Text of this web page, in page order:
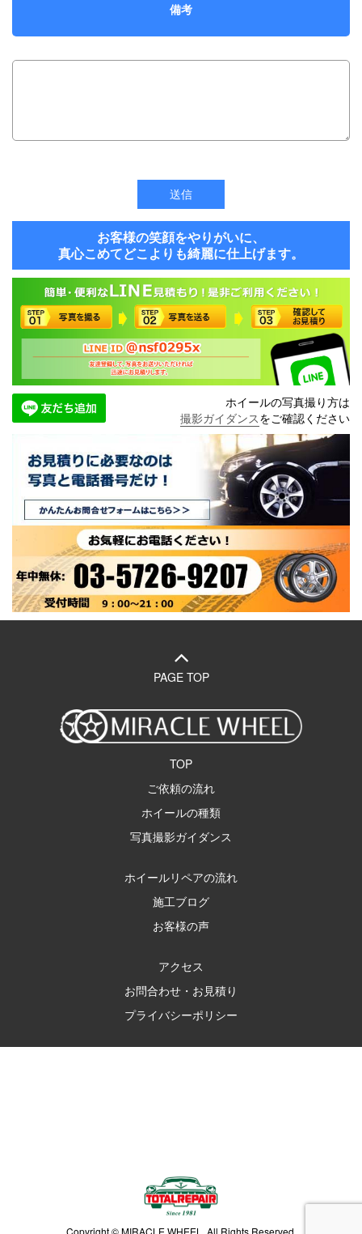
備考
お客様の笑顔をやりがいに、
真心こめてどこよりも綺麗に仕上げます。
ホイールの写真撮り方は
撮影ガイダンスをご確認ください
PAGE TOP
TOP
ご依頼の流れ
ホイールの種類
写真撮影ガイダンス
ホイールリペアの流れ
施工ブログ
お客様の声
アクセス
お問合わせ・お見積り
プライバシーポリシー